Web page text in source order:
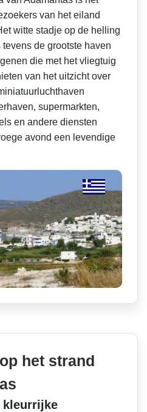
van het eiland
witte stadje op de helling
de grootste haven
die met het vliegtuig
van het uitzicht over
supermarkten,
en andere diensten
avond een levendige
het strand
kleurrijke